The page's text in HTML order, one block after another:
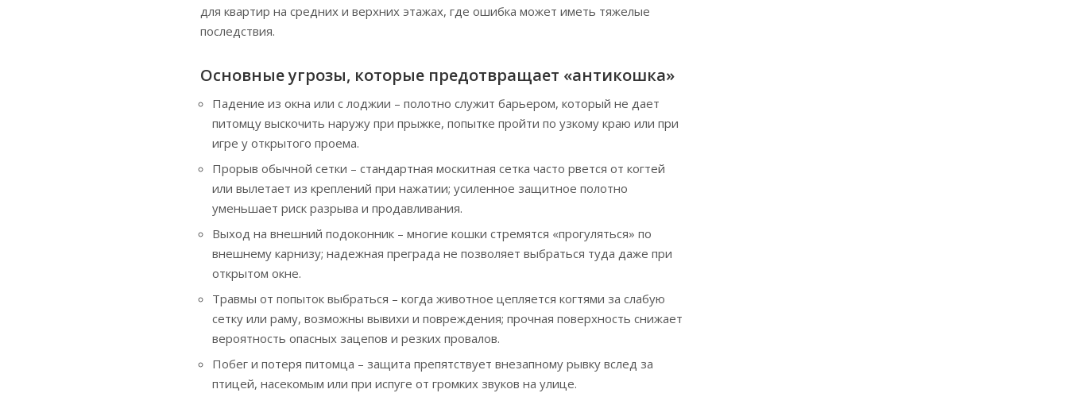
для квартир на средних и верхних этажах, где ошибка может иметь тяжелые
последствия.
Основные угрозы, которые предотвращает «антикошка»
Падение из окна или с лоджии – полотно служит барьером, который не дает
питомцу выскочить наружу при прыжке, попытке пройти по узкому краю или при
игре у открытого проема.
Прорыв обычной сетки – стандартная москитная сетка часто рвется от когтей
или вылетает из креплений при нажатии; усиленное защитное полотно
уменьшает риск разрыва и продавливания.
Выход на внешний подоконник – многие кошки стремятся «прогуляться» по
внешнему карнизу; надежная преграда не позволяет выбраться туда даже при
открытом окне.
Травмы от попыток выбраться – когда животное цепляется когтями за слабую
сетку или раму, возможны вывихи и повреждения; прочная поверхность снижает
вероятность опасных зацепов и резких провалов.
Побег и потеря питомца – защита препятствует внезапному рывку вслед за
птицей, насекомым или при испуге от громких звуков на улице.